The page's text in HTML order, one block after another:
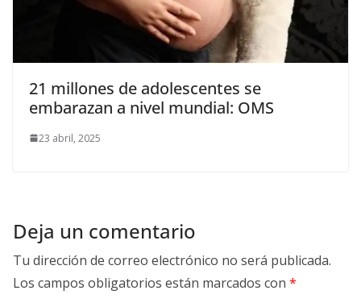
21 millones de adolescentes se
embarazan a nivel mundial: OMS
23 abril, 2025
Deja un comentario
Tu dirección de correo electrónico no será publicada.
Los campos obligatorios están marcados con *